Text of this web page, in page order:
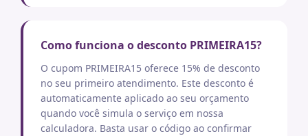
Como funciona o desconto PRIMEIRA15?
O cupom PRIMEIRA15 oferece 15% de desconto
no seu primeiro atendimento. Este desconto é
automaticamente aplicado ao seu orçamento
quando você simula o serviço em nossa
calculadora. Basta usar o código ao confirmar